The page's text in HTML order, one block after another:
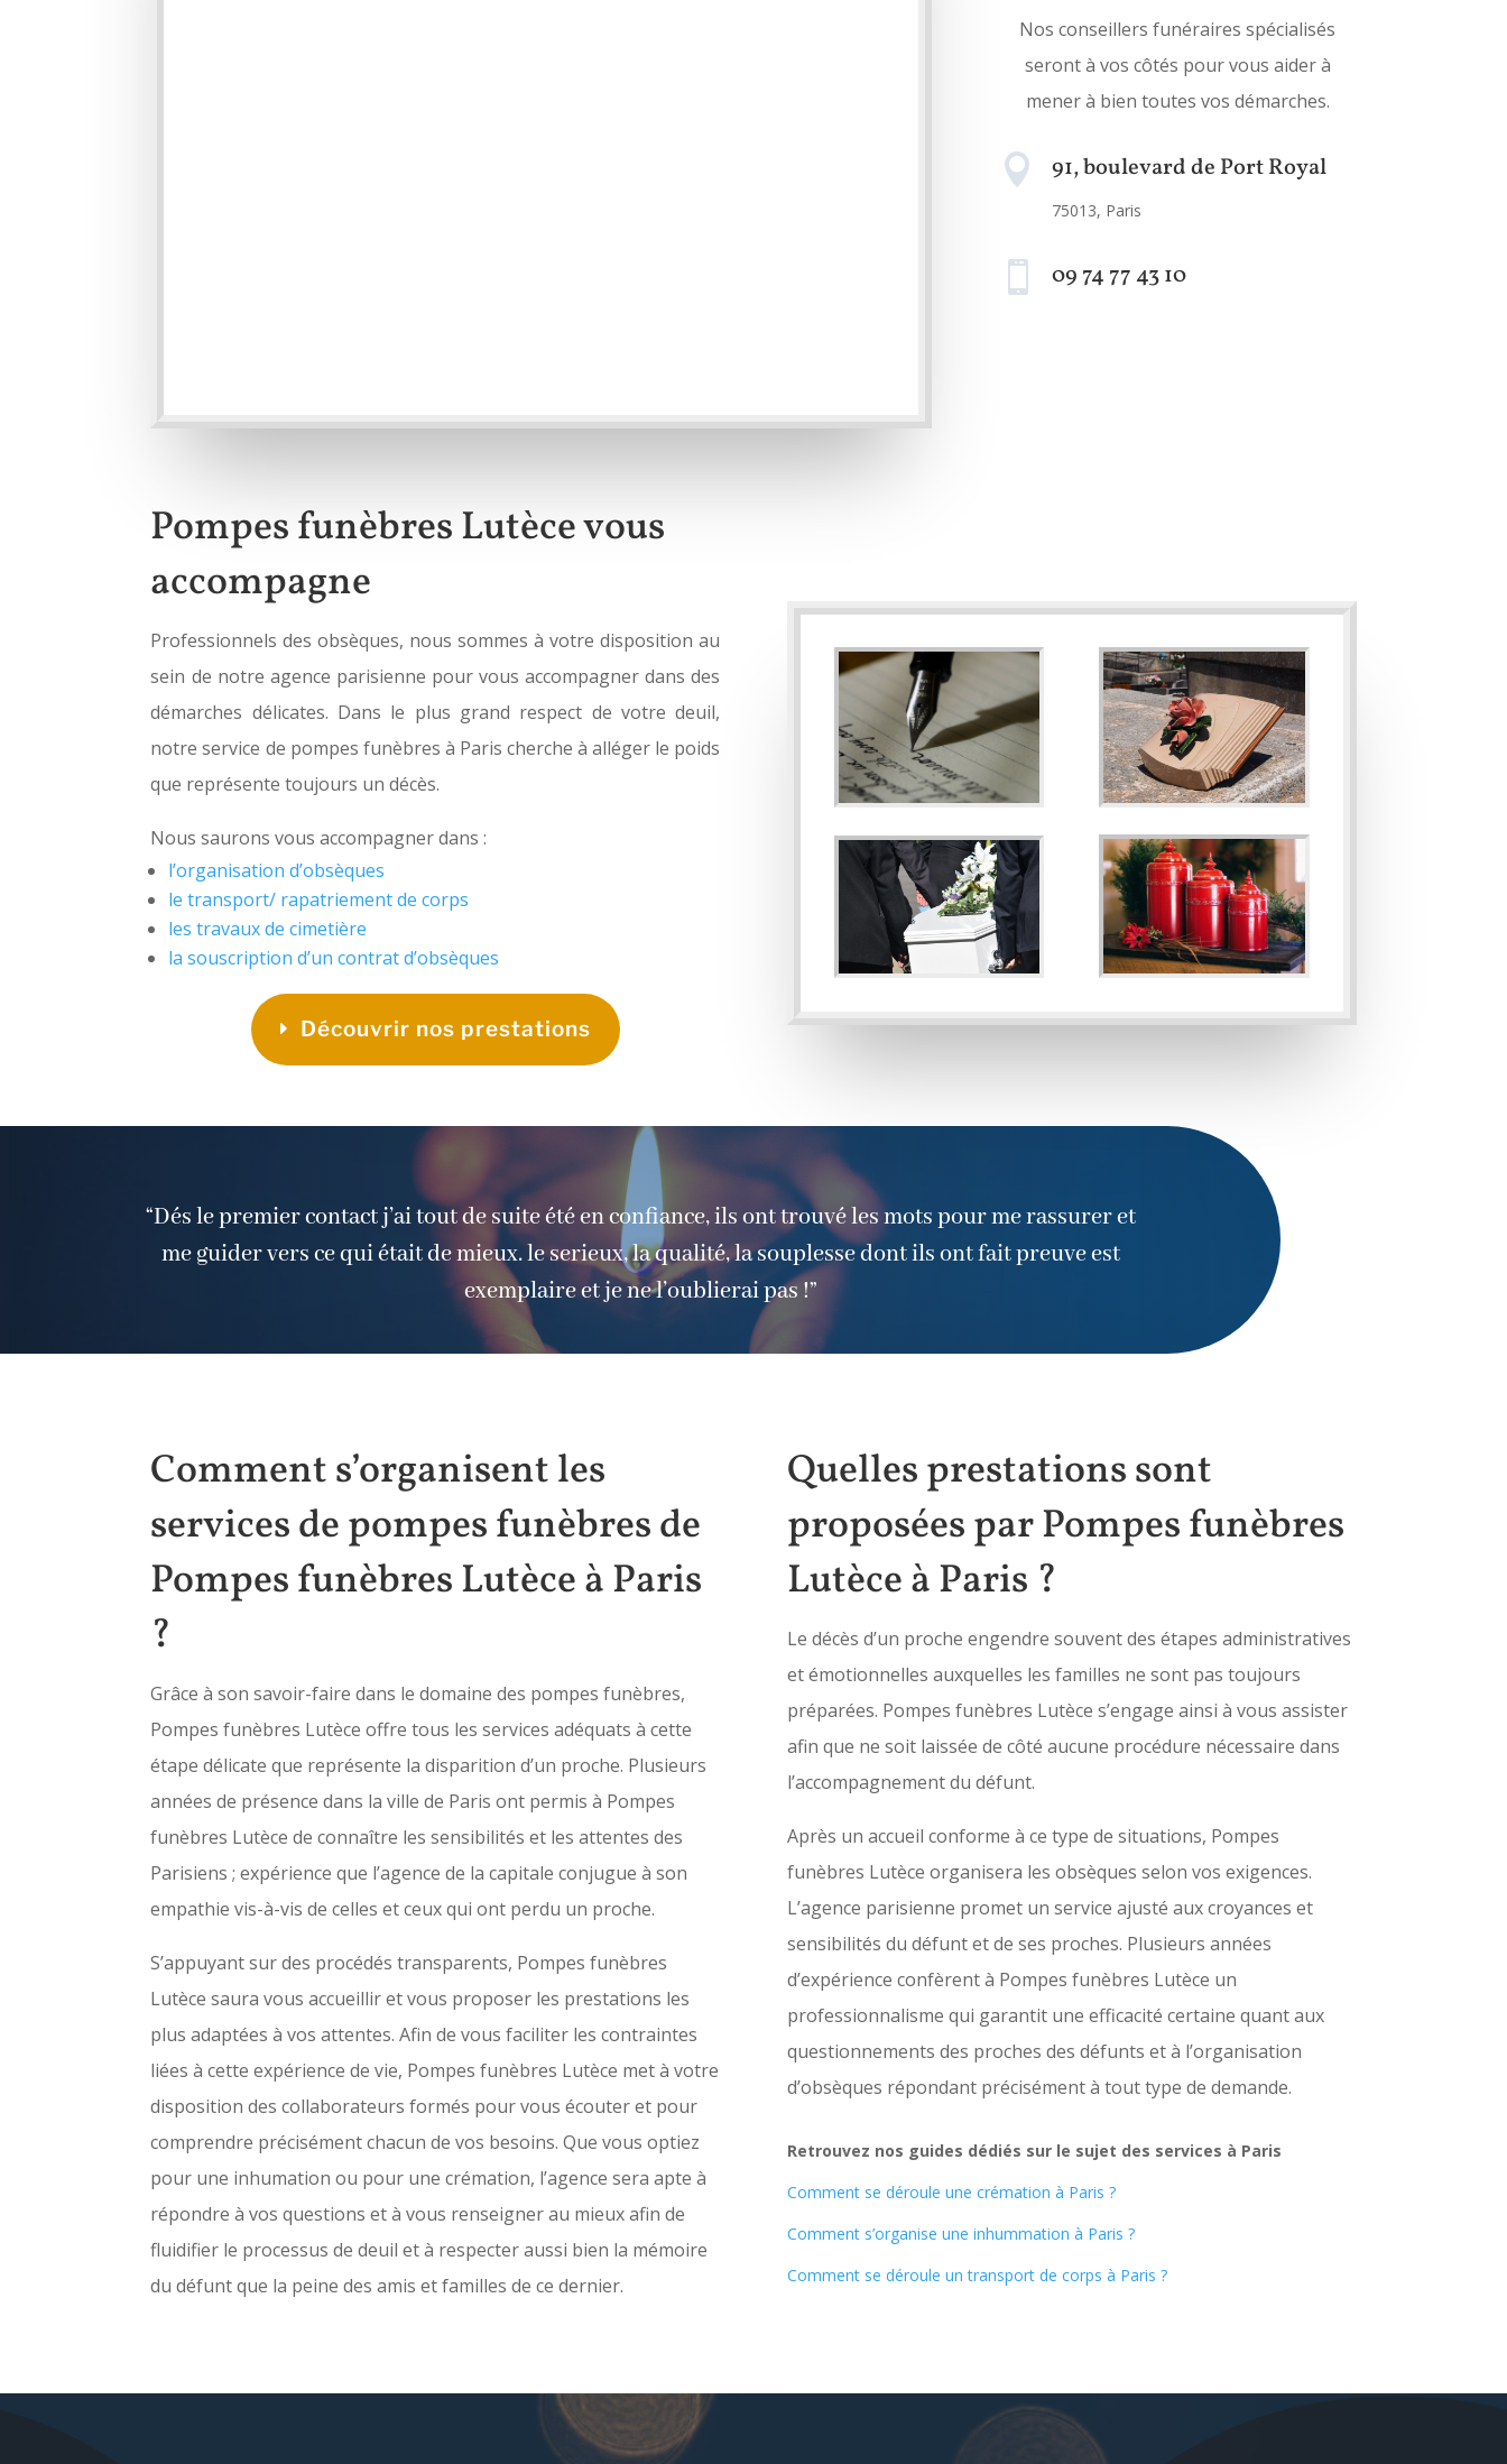
Nos conseillers funéraires spécialisés
seront à vos côtés pour vous aider à
mener à bien toutes vos démarches.
 91, boulevard de Port Royal
75013, Paris
 09 74 77 43 10
Pompes funèbres Lutèce vous
accompagne
Professionnels des obsèques, nous sommes à votre disposition au
sein de notre agence parisienne pour vous accompagner dans des
démarches délicates. Dans le plus grand respect de votre deuil,
notre service de pompes funèbres à Paris cherche à alléger le poids
que représente toujours un décès.
Nous saurons vous accompagner dans :
l’organisation d’obsèques
le transport/ rapatriement de corps
les travaux de cimetière
la souscription d’un contrat d’obsèques
Découvrir nos prestations
“Dés le premier contact j’ai tout de suite été en confiance, ils ont trouvé les mots pour me rassurer et
me guider vers ce qui était de mieux. le serieux, la qualité, la souplesse dont ils ont fait preuve est
exemplaire et je ne l’oublierai pas !”
Comment s’organisent les
services de pompes funèbres de
Pompes funèbres Lutèce à Paris
?
Grâce à son savoir-faire dans le domaine des pompes funèbres,
Pompes funèbres Lutèce offre tous les services adéquats à cette
étape délicate que représente la disparition d’un proche. Plusieurs
années de présence dans la ville de Paris ont permis à Pompes
funèbres Lutèce de connaître les sensibilités et les attentes des
Parisiens ; expérience que l’agence de la capitale conjugue à son
empathie vis-à-vis de celles et ceux qui ont perdu un proche.
S’appuyant sur des procédés transparents, Pompes funèbres
Lutèce saura vous accueillir et vous proposer les prestations les
plus adaptées à vos attentes. Afin de vous faciliter les contraintes
liées à cette expérience de vie, Pompes funèbres Lutèce met à votre
disposition des collaborateurs formés pour vous écouter et pour
comprendre précisément chacun de vos besoins. Que vous optiez
pour une inhumation ou pour une crémation, l’agence sera apte à
répondre à vos questions et à vous renseigner au mieux afin de
fluidifier le processus de deuil et à respecter aussi bien la mémoire
du défunt que la peine des amis et familles de ce dernier.
Quelles prestations sont
proposées par Pompes funèbres
Lutèce à Paris ?
Le décès d’un proche engendre souvent des étapes administratives
et émotionnelles auxquelles les familles ne sont pas toujours
préparées. Pompes funèbres Lutèce s’engage ainsi à vous assister
afin que ne soit laissée de côté aucune procédure nécessaire dans
l’accompagnement du défunt.
Après un accueil conforme à ce type de situations, Pompes
funèbres Lutèce organisera les obsèques selon vos exigences.
L’agence parisienne promet un service ajusté aux croyances et
sensibilités du défunt et de ses proches. Plusieurs années
d’expérience confèrent à Pompes funèbres Lutèce un
professionnalisme qui garantit une efficacité certaine quant aux
questionnements des proches des défunts et à l’organisation
d’obsèques répondant précisément à tout type de demande.
Retrouvez nos guides dédiés sur le sujet des services à Paris
Comment se déroule une crémation à Paris ?
Comment s’organise une inhummation à Paris ?
Comment se déroule un transport de corps à Paris ?